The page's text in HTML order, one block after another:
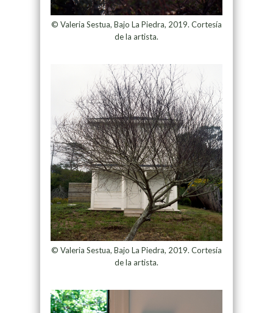
© Valeria Sestua, Bajo La Piedra, 2019. Cortesía
de la artista.
© Valeria Sestua, Bajo La Piedra, 2019. Cortesía
de la artista.